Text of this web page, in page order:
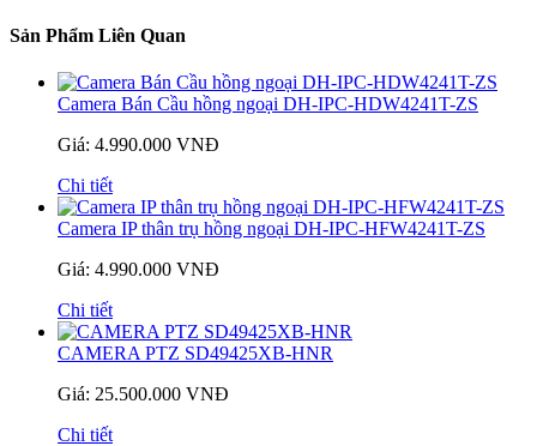
Sản Phẩm Liên Quan
Camera Bán Cầu hồng ngoại DH-IPC-HDW4241T-ZS
Giá: 4.990.000 VNĐ
Chi tiết
Camera IP thân trụ hồng ngoại DH-IPC-HFW4241T-ZS
Giá: 4.990.000 VNĐ
Chi tiết
CAMERA PTZ SD49425XB-HNR
Giá: 25.500.000 VNĐ
Chi tiết